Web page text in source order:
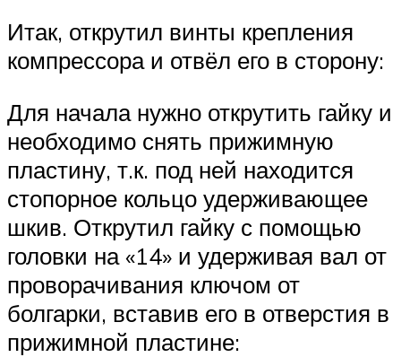
Итак, открутил винты крепления
компрессора и отвёл его в сторону:
Для начала нужно открутить гайку и
необходимо снять прижимную
пластину, т.к. под ней находится
стопорное кольцо удерживающее
шкив. Открутил гайку с помощью
головки на «14» и удерживая вал от
проворачивания ключом от
болгарки, вставив его в отверстия в
прижимной пластине: